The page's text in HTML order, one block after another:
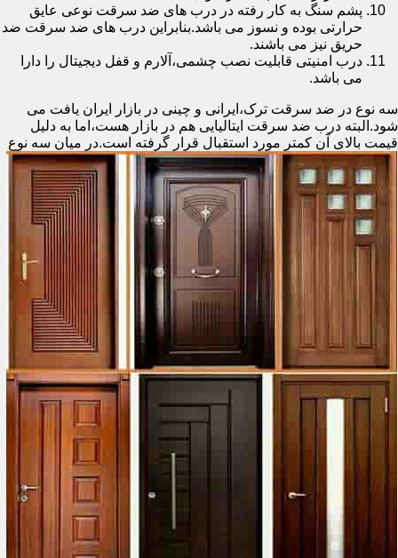
پشم سنگ به کار رفته در درب های ضد سرقت نوعی عایق
حرارتی بوده و نسوز می باشد.بنابراین درب های ضد سرقت ضد
حریق نیز می باشند.
درب امنیتی قابلیت نصب چشمی،آلارم و قفل دیجیتال را دارا
می باشد.
سه نوع در ضد سرقت ترک،ایرانی و چینی در بازار ایران یافت می
شود.البته درب ضد سرقت ایتالیایی هم در بازار هست،اما به دلیل
قیمت بالای آن کمتر مورد استقبال قرار گرفته است.در میان سه نوع